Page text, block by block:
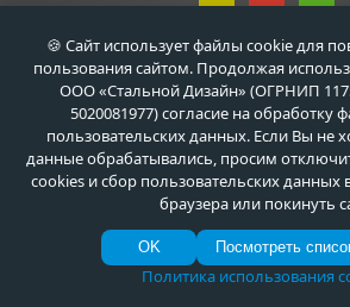
на обработку
Политикой обработки персональных данных
+7 (495) 411-44-41
🍪 Сайт использует файлы cookie для
пользования сайтом. Продолжая
ООО «Стальной Дизайн» (ОГРНИП
5020081977) согласие на обработку
пользовательских данных. Если Вы не
данные обрабатывались, просим
cookies и сбор пользовательских данных
браузера или покинуть
OK Посмотреть
Политика использования